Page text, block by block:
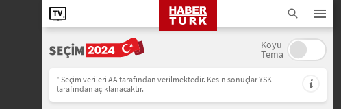
Koyu
Tema
* Seçim verileri AA tarafından verilmektedir. Kesin sonuçlar YSK
tarafından açıklanacaktır.